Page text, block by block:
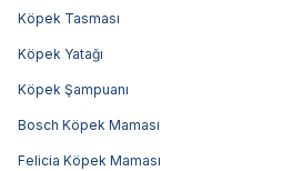
Köpek Tasması
Köpek Yatağı
Köpek Şampuanı
Bosch Köpek Maması
Felicia Köpek Maması